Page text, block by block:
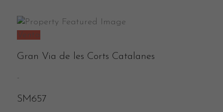
Venta
Gran Via de les Corts Catalanes
-
SM657